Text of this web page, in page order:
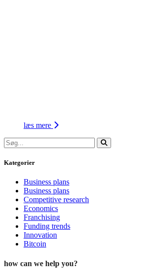
læs mere
Kategorier
Business plans
Business plans
Competitive research
Economics
Franchising
Funding trends
Innovation
Bitcoin
how can we help you?